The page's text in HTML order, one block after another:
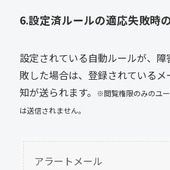
6.設定済ルールの適応失敗時
設定されている自動ルールが、
敗した場合は、登録されている
知が送られます。
※閲覧権限のみのユ
は送信されません。
アラートメール